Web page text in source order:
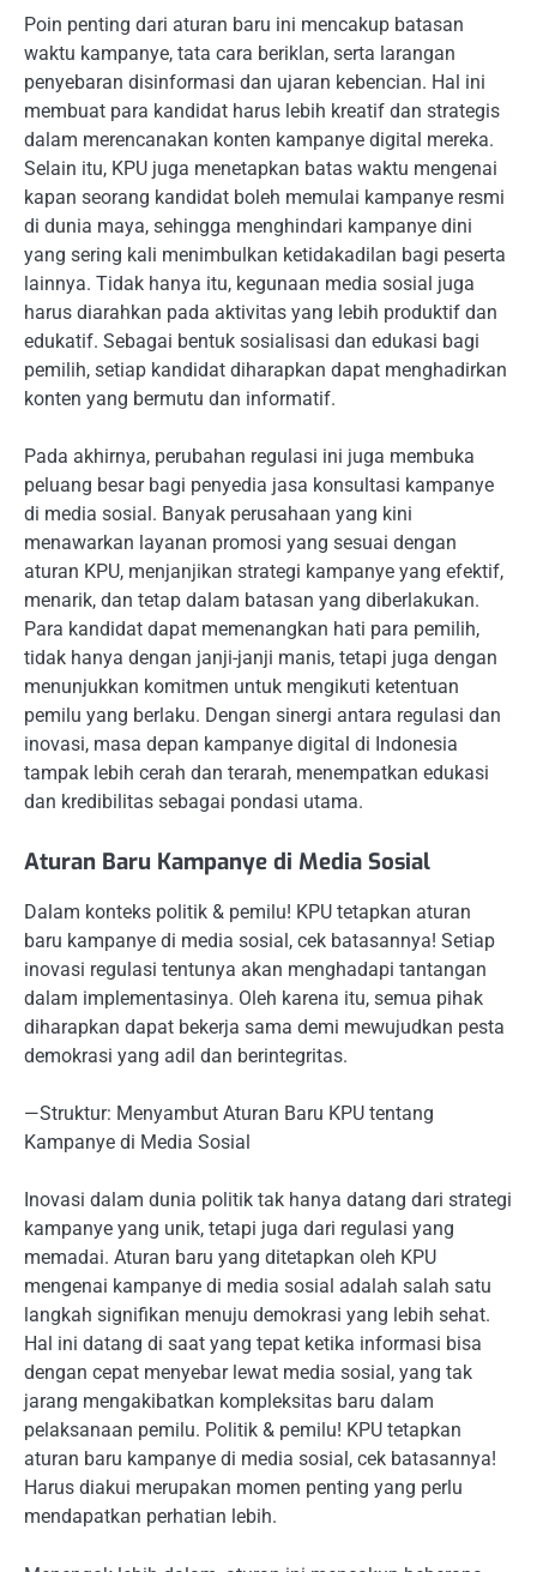
Poin penting dari aturan baru ini mencakup batasan
waktu kampanye, tata cara beriklan, serta larangan
penyebaran disinformasi dan ujaran kebencian. Hal ini
membuat para kandidat harus lebih kreatif dan strategis
dalam merencanakan konten kampanye digital mereka.
Selain itu, KPU juga menetapkan batas waktu mengenai
kapan seorang kandidat boleh memulai kampanye resmi
di dunia maya, sehingga menghindari kampanye dini
yang sering kali menimbulkan ketidakadilan bagi peserta
lainnya. Tidak hanya itu, kegunaan media sosial juga
harus diarahkan pada aktivitas yang lebih produktif dan
edukatif. Sebagai bentuk sosialisasi dan edukasi bagi
pemilih, setiap kandidat diharapkan dapat menghadirkan
konten yang bermutu dan informatif.
Pada akhirnya, perubahan regulasi ini juga membuka
peluang besar bagi penyedia jasa konsultasi kampanye
di media sosial. Banyak perusahaan yang kini
menawarkan layanan promosi yang sesuai dengan
aturan KPU, menjanjikan strategi kampanye yang efektif,
menarik, dan tetap dalam batasan yang diberlakukan.
Para kandidat dapat memenangkan hati para pemilih,
tidak hanya dengan janji-janji manis, tetapi juga dengan
menunjukkan komitmen untuk mengikuti ketentuan
pemilu yang berlaku. Dengan sinergi antara regulasi dan
inovasi, masa depan kampanye digital di Indonesia
tampak lebih cerah dan terarah, menempatkan edukasi
dan kredibilitas sebagai pondasi utama.
Aturan Baru Kampanye di Media Sosial
Dalam konteks politik & pemilu! KPU tetapkan aturan
baru kampanye di media sosial, cek batasannya! Setiap
inovasi regulasi tentunya akan menghadapi tantangan
dalam implementasinya. Oleh karena itu, semua pihak
diharapkan dapat bekerja sama demi mewujudkan pesta
demokrasi yang adil dan berintegritas.
—Struktur: Menyambut Aturan Baru KPU tentang
Kampanye di Media Sosial
Inovasi dalam dunia politik tak hanya datang dari strategi
kampanye yang unik, tetapi juga dari regulasi yang
memadai. Aturan baru yang ditetapkan oleh KPU
mengenai kampanye di media sosial adalah salah satu
langkah signifikan menuju demokrasi yang lebih sehat.
Hal ini datang di saat yang tepat ketika informasi bisa
dengan cepat menyebar lewat media sosial, yang tak
jarang mengakibatkan kompleksitas baru dalam
pelaksanaan pemilu. Politik & pemilu! KPU tetapkan
aturan baru kampanye di media sosial, cek batasannya!
Harus diakui merupakan momen penting yang perlu
mendapatkan perhatian lebih.